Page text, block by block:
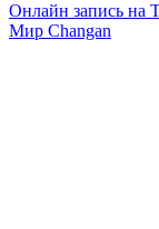
Онлайн запись на
Мир Changan